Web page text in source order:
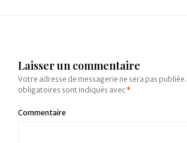
Laisser un commentaire
Votre adresse de messagerie ne sera pas publiée.
obligatoires sont indiqués avec*
Commentaire